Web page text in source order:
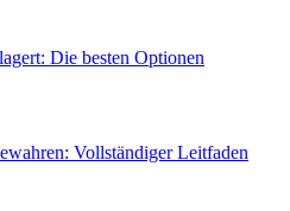
Die besten Optionen
Vollständiger Leitfaden